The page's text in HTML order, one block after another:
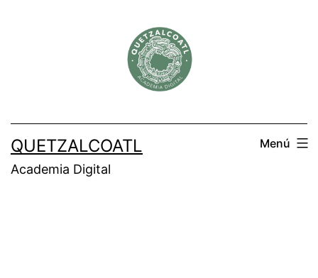
QUETZALCOATL
Academia Digital
Menú